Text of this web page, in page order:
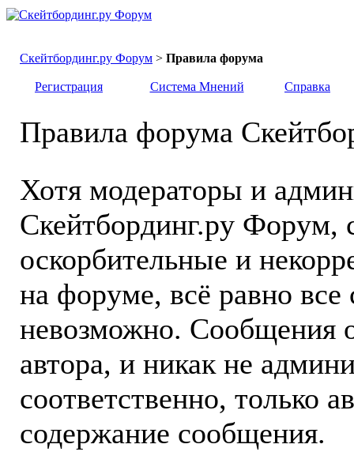
Скейтбординг.ру Форум > Правила форума
Регистрация Система Мнений Справка
Правила форума
Хотя модераторы и
Скейтбординг.ру Форум,
оскорбительные и
на форуме, всё равно
невозможно. Сообщения
автора, и никак не
соответственно, только
содержание сообщения.